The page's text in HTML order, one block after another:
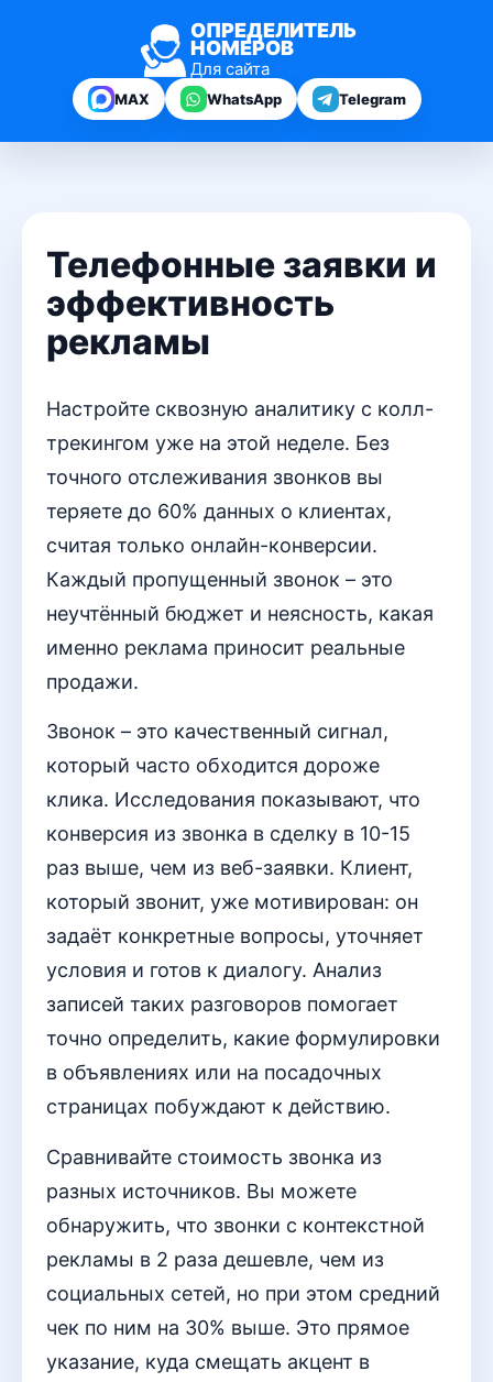
ОПРЕДЕЛИТЕЛЬ
НОМЕРОВ
Для сайта
MAX WhatsApp Telegram
Телефонные заявки и
эффективность
рекламы
Настройте сквозную аналитику с колл-
трекингом уже на этой неделе. Без
точного отслеживания звонков вы
теряете до 60% данных о клиентах,
считая только онлайн-конверсии.
Каждый пропущенный звонок – это
неучтённый бюджет и неясность, какая
именно реклама приносит реальные
продажи.
Звонок – это качественный сигнал,
который часто обходится дороже
клика. Исследования показывают, что
конверсия из звонка в сделку в 10-15
раз выше, чем из веб-заявки. Клиент,
который звонит, уже мотивирован: он
задаёт конкретные вопросы, уточняет
условия и готов к диалогу. Анализ
записей таких разговоров помогает
точно определить, какие формулировки
в объявлениях или на посадочных
страницах побуждают к действию.
Сравнивайте стоимость звонка из
разных источников. Вы можете
обнаружить, что звонки с контекстной
рекламы в 2 раза дешевле, чем из
социальных сетей, но при этом средний
чек по ним на 30% выше. Это прямое
указание, куда смещать акцент в